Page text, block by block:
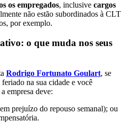
os empregados, inclusive cargos
não estão subordinados à CLT
por exemplo.
o que muda nos seus
Rodrigo Fortunato Goulart, se
na sua cidade e você
empresa deve:
prejuízo do repouso semanal); ou